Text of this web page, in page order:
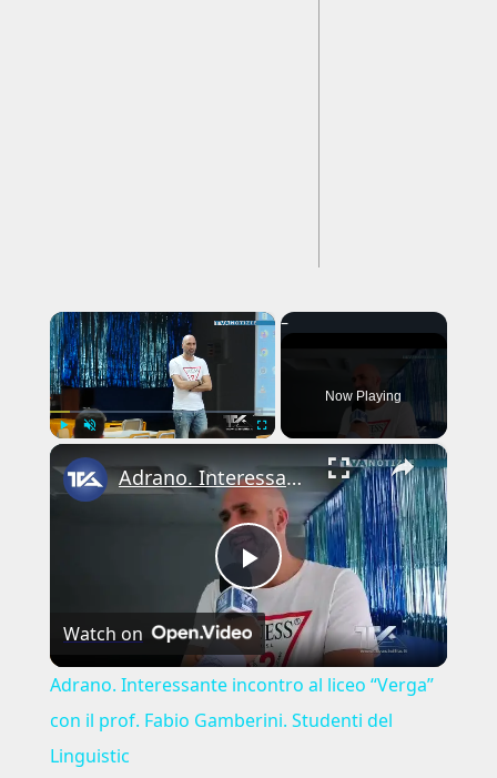
×
Now Playing
×
Play
Video
Adrano. Interessante incontro al liceo “Verga” con il prof. Fabio Gamberini. Studenti del Linguistic
Watch on
Adrano. Interessante incontro al liceo “Verga”
con il prof. Fabio Gamberini. Studenti del
Linguistic